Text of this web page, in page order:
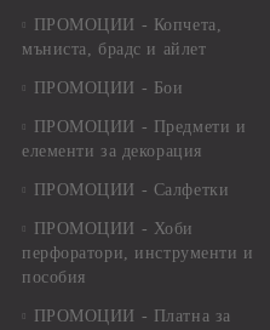
ПРОМОЦИИ - Копчета,
мъниста, брадс и айлет
ПРОМОЦИИ - Бои
ПРОМОЦИИ - Предмети и
елементи за декорация
ПРОМОЦИИ - Салфетки
ПРОМОЦИИ - Хоби
перфоратори, инструменти и
пособия
ПРОМОЦИИ - Платна за